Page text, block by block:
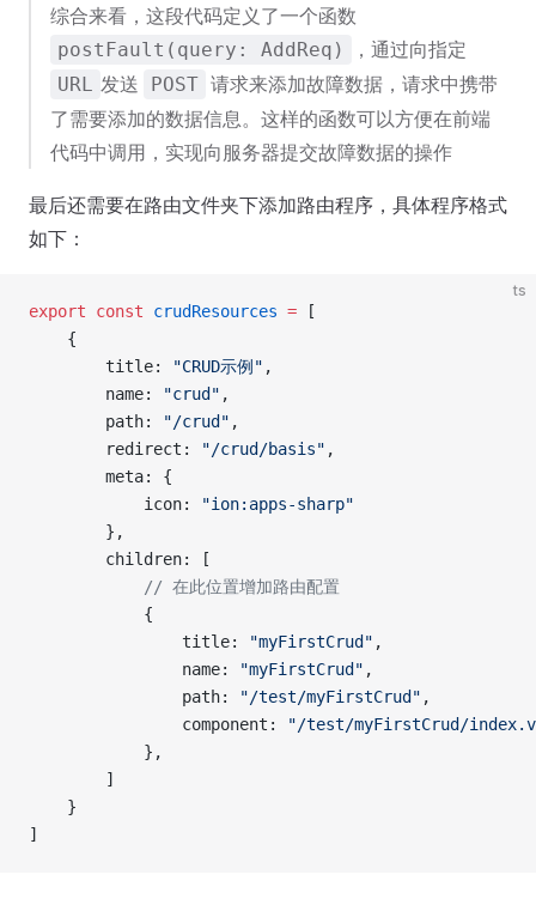
综合来看，这段代码定义了一个函数
postFault(query: AddReq) ，通过向指定
URL 发送 POST 请求来添加故障数据，请求中携带
了需要添加的数据信息。这样的函数可以方便在前端
代码中调用，实现向服务器提交故障数据的操作
最后还需要在路由文件夹下添加路由程序，具体程序格式
如下：
ts
export const crudResources = [
    {
        title:
"CRUD示例" ,
        name:
"crud" ,
        path:
"/crud" ,
        redirect:
"/crud/basis" ,
        meta: {
            icon:
"ion:apps-sharp"
        },
        children: [
            // 在此位置增加路由配置
            {
                title:
"myFirstCrud" ,
                name:
"myFirstCrud" ,
                path:
"/test/myFirstCrud" ,
                component:
"/test/myFirstCrud/
            },
        ]
    }
]